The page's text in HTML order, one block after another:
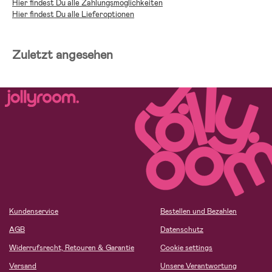
Hier findest Du alle Zahlungsmöglichkeiten
Hier findest Du alle Lieferoptionen
Zuletzt angesehen
Kundenservice
AGB
Widerrufsrecht, Retouren & Garantie
Versand
Bestellen und Bezahlen
Datenschutz
Cookie settings
Unsere Verantwortung